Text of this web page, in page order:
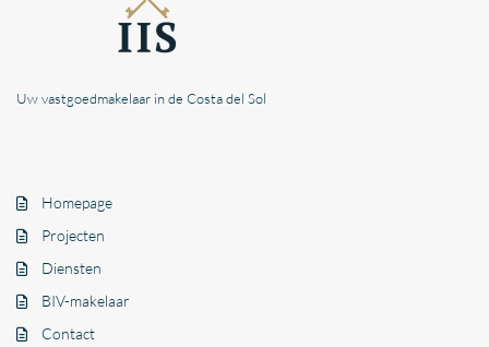
Uw vastgoedmakelaar in de Costa del Sol
Homepage
Projecten
Diensten
BIV-makelaar
Contact